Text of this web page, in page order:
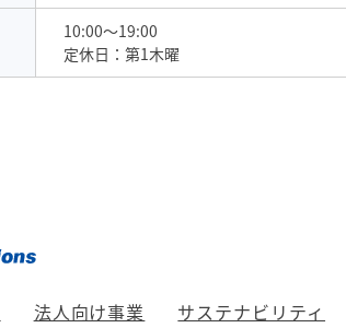
10:00～19:00
定休日：第1木曜
法人向け事業 サステナビリティ